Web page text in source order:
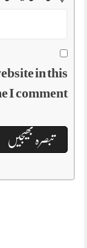
in this
I comment.